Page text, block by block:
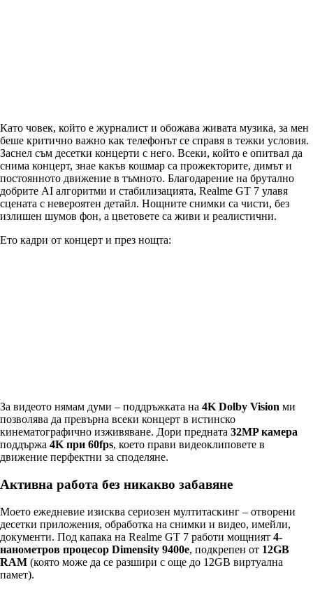
Като човек, който е журналист и обожава живата музика, за мен
беше критично важно как телефонът се справя в тежки условия.
Заснел съм десетки концерти с него. Всеки, който е опитвал да
снима концерт, знае какъв кошмар са прожекторите, димът и
постоянното движение в тъмното. Благодарение на брутално
добрите AI алгоритми и стабилизацията, Realme GT 7 улавя
сцената с невероятен детайл. Нощните снимки са чисти, без
излишен шумов фон, а цветовете са живи и реалистични.
Ето кадри от концерт и през нощта:
За видеото нямам думи – поддръжката на 4K Dolby Vision ми
позволява да превърна всеки концерт в истинско
кинематографично изживяване. Дори предната 32MP камера
поддържа 4K при 60fps, което прави видеоклиповете в
движение перфектни за споделяне.
Активна работа без никакво забавяне
Моето ежедневие изисква сериозен мултитаскинг – отворени
десетки приложения, обработка на снимки и видео, имейли,
документи. Под капака на Realme GT 7 работи мощният 4-
нанометров процесор Dimensity 9400e, подкрепен от 12GB
RAM (която може да се разшири с още до 12GB виртуална
памет).